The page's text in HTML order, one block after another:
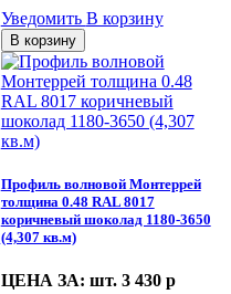
Уведомить В корзину
В корзину
Профиль волновой Монтеррей
толщина 0.48 RAL 8017
коричневый шоколад 1180-3650
(4,307 кв.м)
ЦЕНА ЗА: шт. 3 430 p